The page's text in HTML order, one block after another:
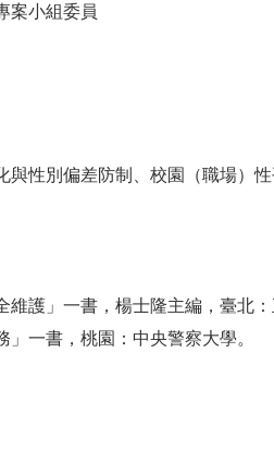
案小組委員
性別偏差防制、校園（職場）
護」一書，楊士隆主編，臺北：
一書，桃園：中央警察大學。